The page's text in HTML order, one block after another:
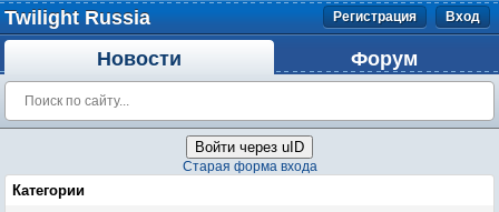
Twilight Russia Регистрация Вход
Новости Форум
Войти через uID
Старая форма входа
Категории